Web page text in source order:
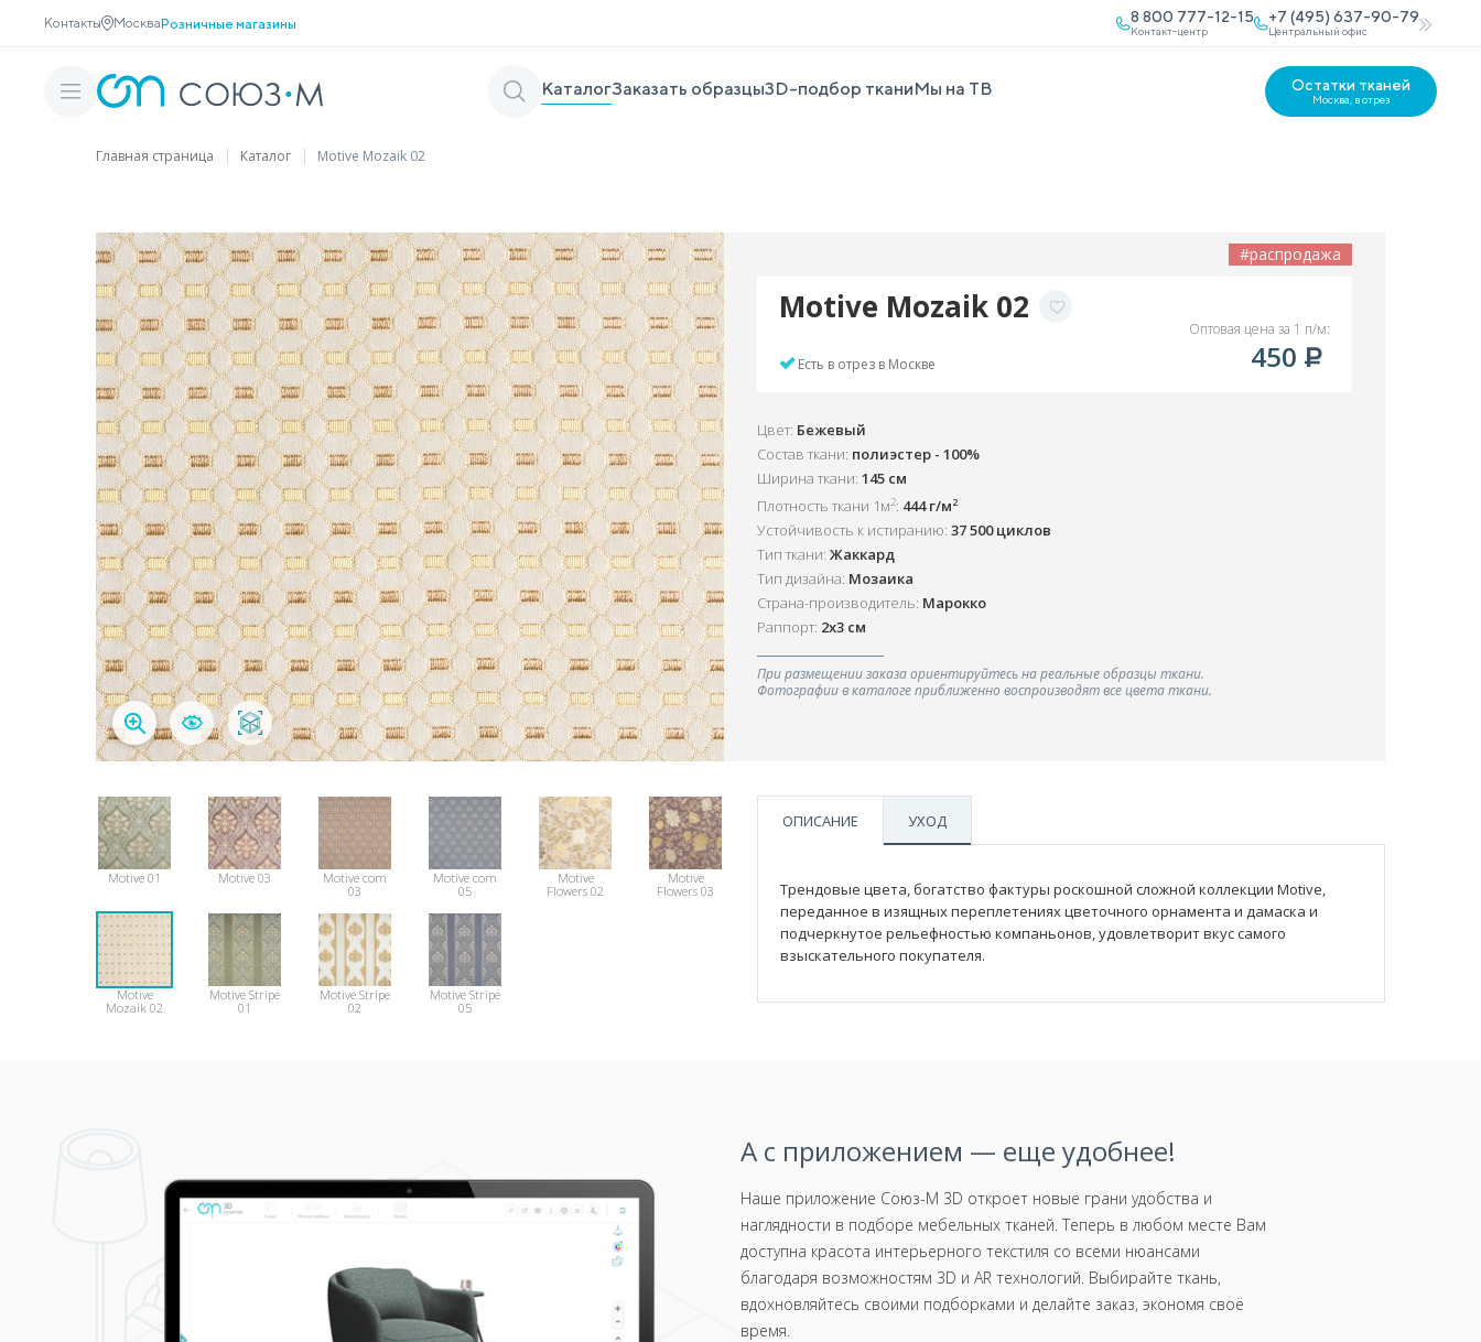
Контакты МоскваРозничные магазины 8 800 777-12-15
Контакт-центр
+7 (495) 637-90-79
Центральный офис
КаталогЗаказать образцы3D-подбор тканиМы на ТВ Остатки тканей
Москва, в отрез
Главная страница Каталог Motive Mozaik 02
Motive 01 Motive 03
Motive com
03
Motive com
05
Motive
Flowers 02
Motive
Flowers 03
Motive
Mozaik 02
Motive Stripe
01
Motive Stripe
02
Motive Stripe
05
#распродажа
Motive Mozaik 02
Есть в отрез в Москве
Оптовая цена за 1 п/м:
450
Цвет: Бежевый
Состав ткани: полиэстер - 100%
Ширина ткани: 145 см
Плотность ткани 1м2: 444 г/м2
Устойчивость к истиранию: 37 500 циклов
Тип ткани: Жаккард
Тип дизайна: Мозаика
Страна-производитель: Марокко
Раппорт: 2x3 см
При размещении заказа ориентируйтесь на реальные образцы ткани.
Фотографии в каталоге приближенно воспроизводят все цвета ткани.
ОПИСАНИЕ УХОД
Трендовые цвета, богатство фактуры роскошной сложной коллекции Motive,
переданное в изящных переплетениях цветочного орнамента и дамаска и
подчеркнутое рельефностью компаньонов, удовлетворит вкус самого
взыскательного покупателя.
А с приложением — еще удобнее!
Наше приложение Союз-М 3D откроет новые грани удобства и
наглядности в подборе мебельных тканей. Теперь в любом месте Вам
доступна красота интерьерного текстиля со всеми нюансами
благодаря возможностям 3D и AR технологий. Выбирайте ткань,
вдохновляйтесь своими подборками и делайте заказ, экономя своё
время.